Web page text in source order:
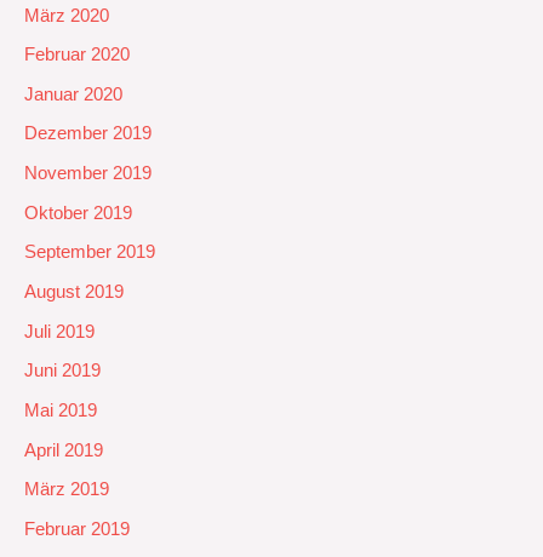
März 2020
Februar 2020
Januar 2020
Dezember 2019
November 2019
Oktober 2019
September 2019
August 2019
Juli 2019
Juni 2019
Mai 2019
April 2019
März 2019
Februar 2019